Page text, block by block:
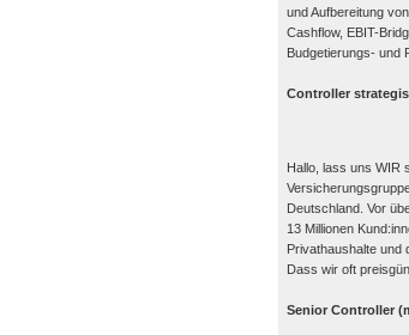
und Aufbereitung
Cashflow, EBIT-
Budgetierungs‑ und
Controller
Hallo, lass uns WIR
Deutschland. Vor
13 Millionen
Privathaushalte und
Dass wir oft
Senior Controller